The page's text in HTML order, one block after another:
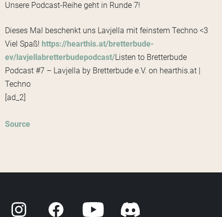
Unsere Podcast-Reihe geht in Runde 7!
Dieses Mal beschenkt uns Lavjella mit feinstem Techno <3
Viel Spaß! https://hearthis.at/bretterbude-
ev/lavjellabretterbudepodcast/Listen to Bretterbude
Podcast #7 – Lavjella by Bretterbude e.V. on hearthis.at |
Techno
[ad_2]
Source